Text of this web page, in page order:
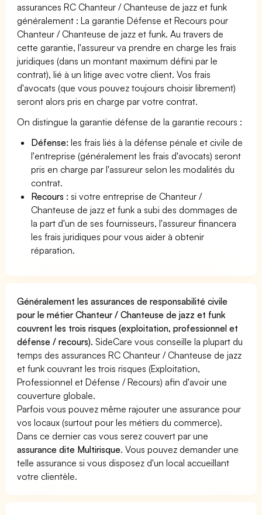
assurances RC Chanteur / Chanteuse de jazz et funk
généralement : La garantie Défense et Recours pour
Chanteur / Chanteuse de jazz et funk. Au travers de
cette garantie, l'assureur va prendre en charge les frais
juridiques (dans un montant maximum défini par le
contrat), lié à un litige avec votre client. Vos frais
d'avocats (que vous pouvez toujours choisir librement)
seront alors pris en charge par votre contrat.
On distingue la garantie défense de la garantie recours :
Défense: les frais liés à la défense pénale et civile de
l'entreprise (généralement les frais d'avocats) seront
pris en charge par l'assureur selon les modalités du
contrat.
Recours : si votre entreprise de Chanteur /
Chanteuse de jazz et funk a subi des dommages de
la part d'un de ses fournisseurs, l'assureur financera
les frais juridiques pour vous aider à obtenir
réparation.
Généralement les assurances de responsabilité civile
pour le métier Chanteur / Chanteuse de jazz et funk
couvrent les trois risques (exploitation, professionnel et
défense / recours). SideCare vous conseille la plupart du
temps des assurances RC Chanteur / Chanteuse de jazz
et funk couvrant les trois risques (Exploitation,
Professionnel et Défense / Recours) afin d'avoir une
couverture globale.
Parfois vous pouvez même rajouter une assurance pour
vos locaux (surtout pour les métiers du commerce).
Dans ce dernier cas vous serez couvert par une
assurance dite Multirisque. Vous pouvez demander une
telle assurance si vous disposez d'un local accueillant
votre clientèle.